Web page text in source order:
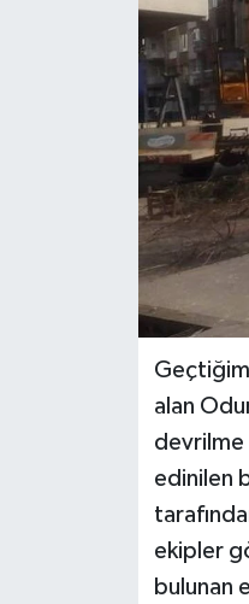
alan
devrilme
edinilen
ekipler
bulunan
Magazin
Politika
Teknoloji